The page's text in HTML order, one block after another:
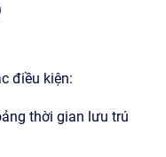
điều kiện:
thời gian lưu trú